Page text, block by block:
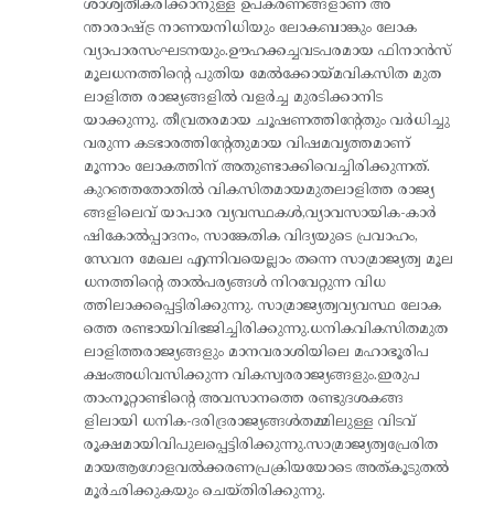
ശാശ്വതീകരിക്കാനുള്ള ഉപകരണങ്ങളാണ് അ
ന്താരാഷ്ട്ര നാണയനിധിയും ലോകബാങ്കും ലോക
വ്യാപാരസംഘടനയും.ഊഹക്കച്ചവടപരമായ ഫിനാൻസ്
മൂലധനത്തിന്റെ പുതിയ മേൽക്കോയ്മവികസിത മുത
ലാളിത്ത രാജ്യങ്ങളിൽ വളർച്ച മുരടിക്കാനിട
യാക്കുന്നു. തീവ്രതരമായ ചൂഷണത്തിന്റേതും വർധിച്ചു
വരുന്ന കടഭാരത്തിന്റേതുമായ വിഷമവൃത്തമാണ്
മൂന്നാം ലോകത്തിന് അതുണ്ടാക്കിവെച്ചിരിക്കുന്നത്.
കുറഞ്ഞതോതിൽ വികസിതമായമുതലാളിത്ത രാജ്യ
ങ്ങളിലെവ് യാപാര വ്യവസ്ഥകൾ,വ്യാവസായിക-കാർ
ഷികോൽപ്പാദനം, സാങ്കേതിക വിദ്യയുടെ പ്രവാഹം,
സേവന മേഖല എന്നിവയെല്ലാം തന്നെ സാമ്രാജ്യത്വ മൂല
ധനത്തിന്റെ താൽപര്യങ്ങൾ നിറവേറ്റുന്ന വിധ
ത്തിലാക്കപ്പെട്ടിരിക്കുന്നു. സാമ്രാജ്യത്വവ്യവസ്ഥ ലോക
ത്തെ രണ്ടായിവിഭജിച്ചിരിക്കുന്നു.ധനികവികസിതമുത
ലാളിത്തരാജ്യങ്ങളും മാനവരാശിയിലെ മഹാഭൂരിപ
ക്ഷംഅധിവസിക്കുന്ന വികസ്വരരാജ്യങ്ങളും.ഇരുപ
താംനൂറ്റാണ്ടിന്റെ അവസാനത്തെ രണ്ടുദശകങ്ങ
ളിലായി ധനിക-ദരിദ്രരാജ്യങ്ങൾതമ്മിലുള്ള വിടവ്
രൂക്ഷമായിവിപുലപ്പെട്ടിരിക്കുന്നു.സാമ്രാജ്യത്വപ്രേരിത
മായആഗോളവൽക്കരണപ്രക്രിയയോടെ അത്കൂടുതൽ
മൂർഛിക്കുകയും ചെയ്തിരിക്കുന്നു.